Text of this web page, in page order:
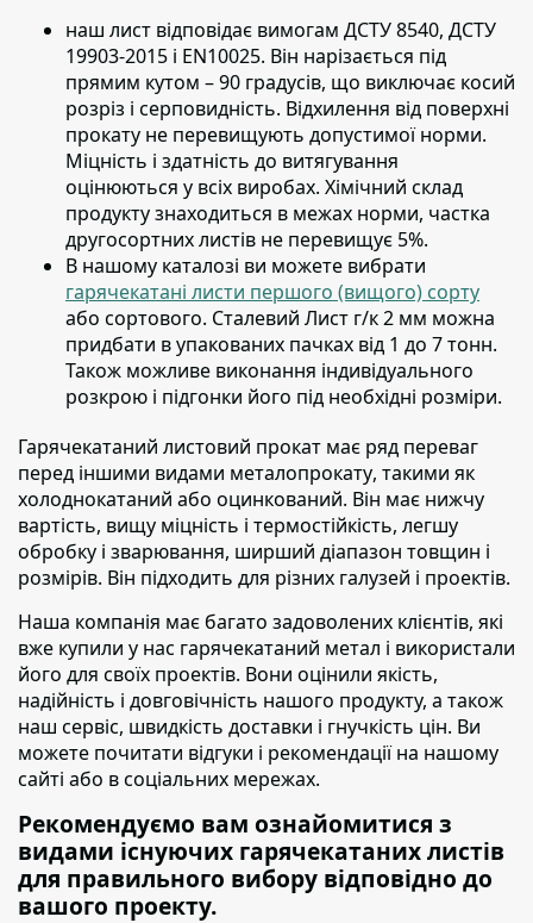
наш лист відповідає вимогам ДСТУ 8540, ДСТУ
19903-2015 і EN10025. Він нарізається під
прямим кутом – 90 градусів, що виключає косий
розріз і серповидність. Відхилення від поверхні
прокату не перевищують допустимої норми.
Міцність і здатність до витягування
оцінюються у всіх виробах. Хімічний склад
продукту знаходиться в межах норми, частка
другосортних листів не перевищує 5%.
В нашому каталозі ви можете вибрати
гарячекатані листи першого (вищого) сорту
або сортового. Сталевий Лист г/к 2 мм можна
придбати в упакованих пачках від 1 до 7 тонн.
Також можливе виконання індивідуального
розкрою і підгонки його під необхідні розміри.
Гарячекатаний листовий прокат має ряд переваг
перед іншими видами металопрокату, такими як
холоднокатаний або оцинкований. Він має нижчу
вартість, вищу міцність і термостійкість, легшу
обробку і зварювання, ширший діапазон товщин і
розмірів. Він підходить для різних галузей і проектів.
Наша компанія має багато задоволених клієнтів, які
вже купили у нас гарячекатаний метал і використали
його для своїх проектів. Вони оцінили якість,
надійність і довговічність нашого продукту, а також
наш сервіс, швидкість доставки і гнучкість цін. Ви
можете почитати відгуки і рекомендації на нашому
сайті або в соціальних мережах.
Рекомендуємо вам ознайомитися з
видами існуючих гарячекатаних листів
для правильного вибору відповідно до
вашого проекту.